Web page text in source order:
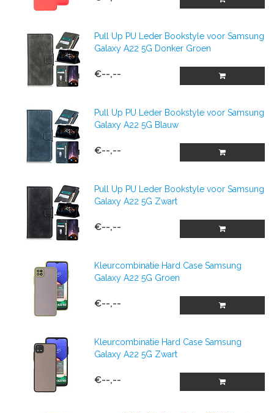
Pull Up PU Leder Bookstyle voor Samsung
Galaxy A22 5G Donker Groen
€--,--
Pull Up PU Leder Bookstyle voor Samsung
Galaxy A22 5G Blauw
€--,--
Pull Up PU Leder Bookstyle voor Samsung
Galaxy A22 5G Zwart
€--,--
Kleurcombinatie Hard Case Samsung
Galaxy A22 5G Groen
€--,--
Kleurcombinatie Hard Case Samsung
Galaxy A22 5G Zwart
€--,--